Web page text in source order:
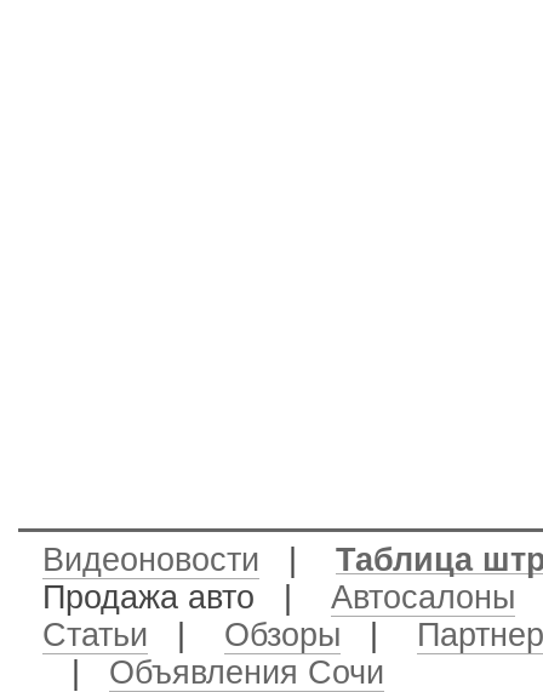
Видеоновости
Таблица
Продажа авто
Автосалоны
Статьи
Обзоры
Объявления Сочи